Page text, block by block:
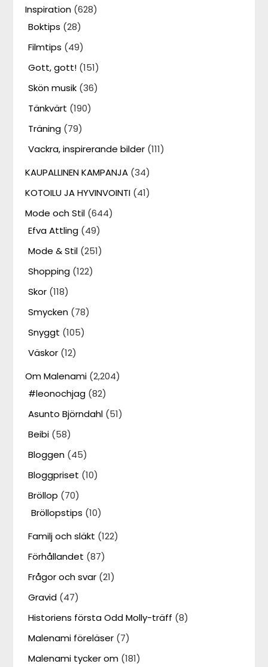
Inspiration (628)
Boktips (28)
Filmtips (49)
Gott, gott! (151)
Skön musik (36)
Tänkvärt (190)
Träning (79)
Vackra, inspirerande bilder (111)
KAUPALLINEN KAMPANJA (34)
KOTOILU JA HYVINVOINTI (41)
Mode och Stil (644)
Efva Attling (49)
Mode & Stil (251)
Shopping (122)
Skor (118)
Smycken (78)
Snyggt (105)
Väskor (12)
Om Malenami (2,204)
#leonochjag (82)
Asunto Björndahl (51)
Beibi (58)
Bloggen (45)
Bloggpriset (10)
Bröllop (70)
Bröllopstips (10)
Familj och släkt (122)
Förhållandet (87)
Frågor och svar (21)
Gravid (47)
Historiens första Odd Molly-träff (8)
Malenami föreläser (7)
Malenami tycker om (181)